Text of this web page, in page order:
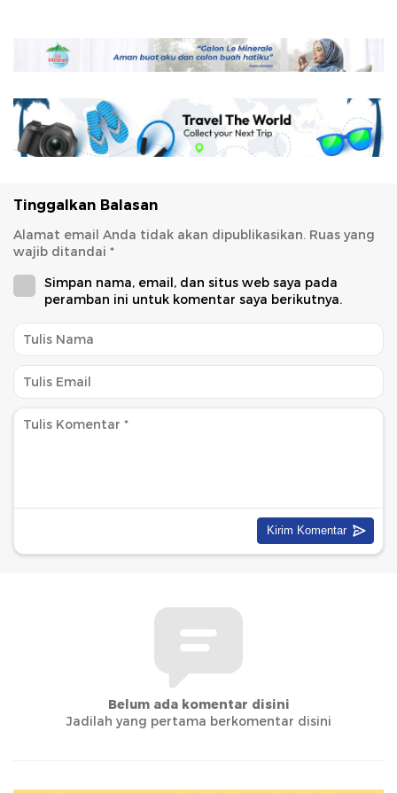
Tinggalkan Balasan
Alamat email Anda tidak akan dipublikasikan. Ruas yang
wajib ditandai *
Simpan nama, email, dan situs web saya pada
peramban ini untuk komentar saya berikutnya.
Belum ada komentar disini
Jadilah yang pertama berkomentar disini